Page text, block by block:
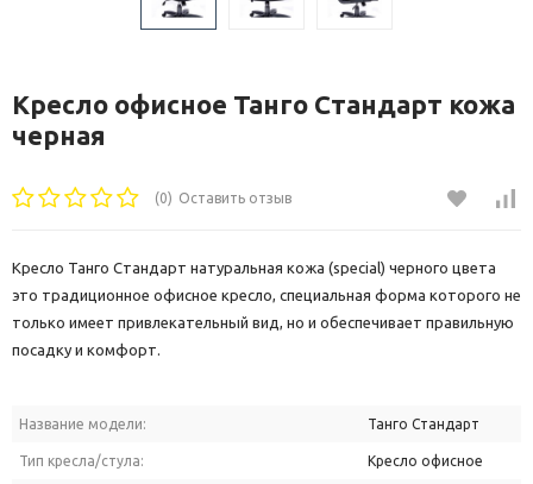
Кресло офисное Танго Стандарт кожа
черная
(0) Оставить отзыв
Кресло Танго Стандарт натуральная кожа (special) черного цвета
это традиционное офисное кресло, специальная форма которого не
только имеет привлекательный вид, но и обеспечивает правильную
посадку и комфорт.
Название модели: Танго Стандарт
Тип кресла/стула: Кресло офисное